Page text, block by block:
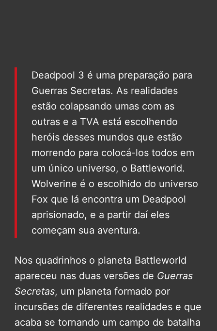
Deadpool 3 é uma preparação para
Guerras Secretas. As realidades
estão colapsando umas com as
outras e a TVA está escolhendo
heróis desses mundos que estão
morrendo para colocá-los todos em
um único universo, o Battleworld.
Wolverine é o escolhido do universo
Fox que lá encontra um Deadpool
aprisionado, e a partir daí eles
começam sua aventura.
Nos quadrinhos o planeta Battleworld
apareceu nas duas versões de Guerras
Secretas, um planeta formado por
incursões de diferentes realidades e que
acaba se tornando um campo de batalha